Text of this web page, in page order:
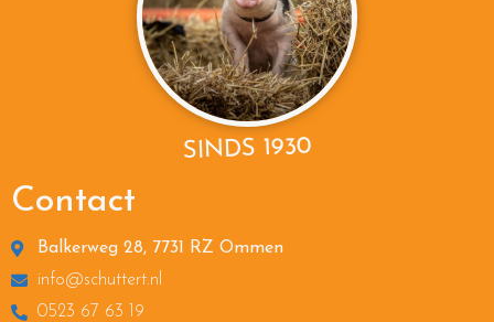
SINDS 1930
Contact
Balkerweg 28, 7731 RZ Ommen
info@schuttert.nl
0523 67 63 19